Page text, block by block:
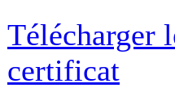
Télécharger
certificat